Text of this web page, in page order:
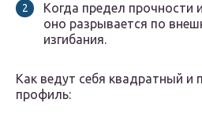
Когда предел прочности
оно разрывается по
изгибания.
Как ведут себя квадратный и
профиль: